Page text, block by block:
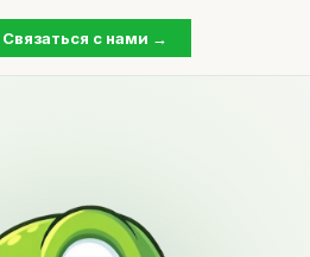
Связаться с нами →